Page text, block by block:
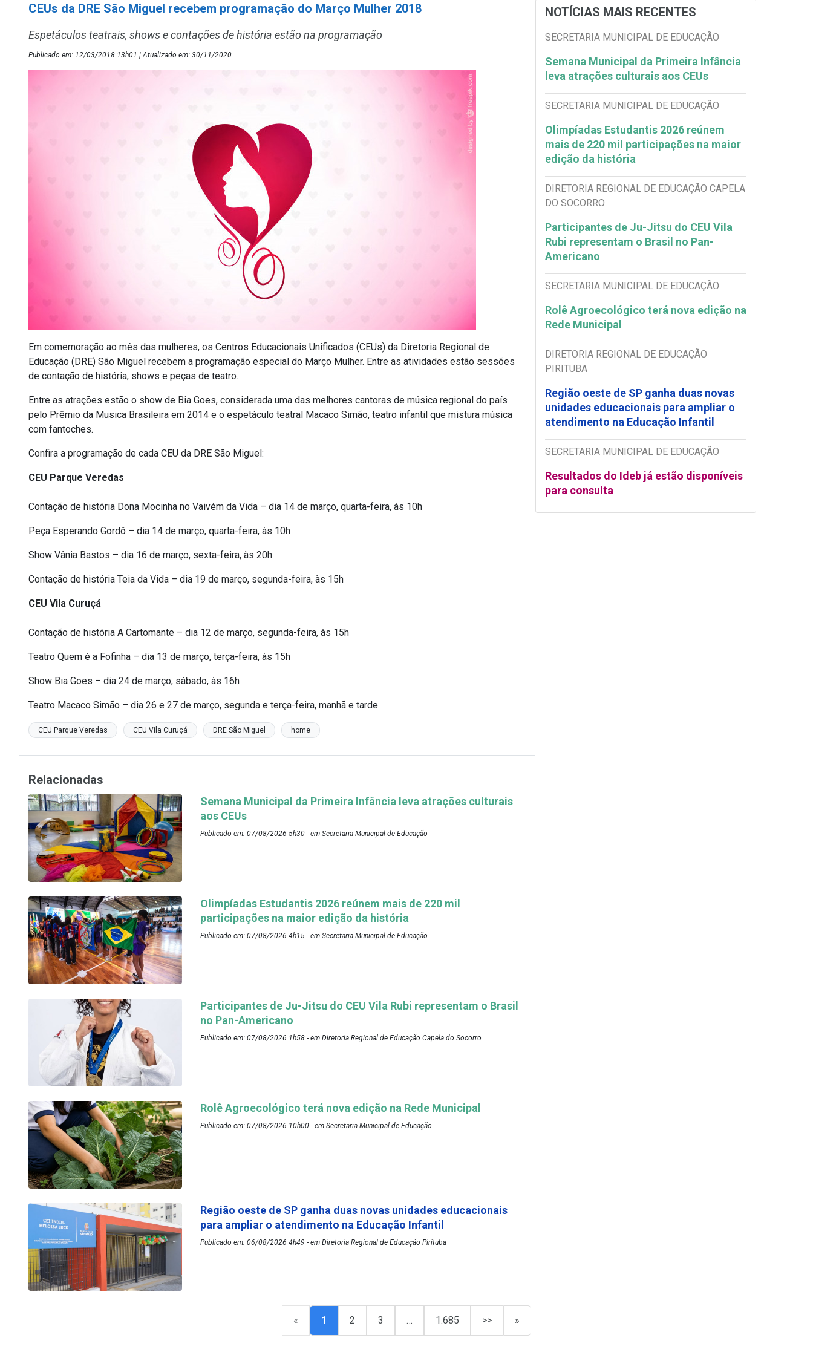
CEUs da DRE São Miguel recebem programação do Março Mulher 2018
Espetáculos teatrais, shows e contações de história estão na programação
Publicado em: 12/03/2018 13h01 | Atualizado em: 30/11/2020
Em comemoração ao mês das mulheres, os Centros Educacionais Unificados (CEUs) da Diretoria Regional de
Educação (DRE) São Miguel recebem a programação especial do Março Mulher. Entre as atividades estão sessões
de contação de história, shows e peças de teatro.
Entre as atrações estão o show de Bia Goes, considerada uma das melhores cantoras de música regional do país
pelo Prêmio da Musica Brasileira em 2014 e o espetáculo teatral Macaco Simão, teatro infantil que mistura música
com fantoches.
Confira a programação de cada CEU da DRE São Miguel:
CEU Parque Veredas
Contação de história Dona Mocinha no Vaivém da Vida – dia 14 de março, quarta-feira, às 10h
Peça Esperando Gordô – dia 14 de março, quarta-feira, às 10h
Show Vânia Bastos – dia 16 de março, sexta-feira, às 20h
Contação de história Teia da Vida – dia 19 de março, segunda-feira, às 15h
CEU Vila Curuçá
Contação de história A Cartomante – dia 12 de março, segunda-feira, às 15h
Teatro Quem é a Fofinha – dia 13 de março, terça-feira, às 15h
Show Bia Goes – dia 24 de março, sábado, às 16h
Teatro Macaco Simão – dia 26 e 27 de março, segunda e terça-feira, manhã e tarde
CEU Parque Veredas CEU Vila Curuçá DRE São Miguel home
NOTÍCIAS MAIS RECENTES
SECRETARIA MUNICIPAL DE EDUCAÇÃO
Semana Municipal da Primeira Infância
leva atrações culturais aos CEUs
SECRETARIA MUNICIPAL DE EDUCAÇÃO
Olimpíadas Estudantis 2026 reúnem
mais de 220 mil participações na maior
edição da história
DIRETORIA REGIONAL DE EDUCAÇÃO CAPELA
DO SOCORRO
Participantes de Ju-Jitsu do CEU Vila
Rubi representam o Brasil no Pan-
Americano
SECRETARIA MUNICIPAL DE EDUCAÇÃO
Rolê Agroecológico terá nova edição na
Rede Municipal
DIRETORIA REGIONAL DE EDUCAÇÃO
PIRITUBA
Região oeste de SP ganha duas novas
unidades educacionais para ampliar o
atendimento na Educação Infantil
SECRETARIA MUNICIPAL DE EDUCAÇÃO
Resultados do Ideb já estão disponíveis
para consulta
Relacionadas
Semana Municipal da Primeira Infância leva atrações culturais
aos CEUs
Publicado em: 07/08/2026 5h30 - em Secretaria Municipal de Educação
Olimpíadas Estudantis 2026 reúnem mais de 220 mil
participações na maior edição da história
Publicado em: 07/08/2026 4h15 - em Secretaria Municipal de Educação
Participantes de Ju-Jitsu do CEU Vila Rubi representam o Brasil
no Pan-Americano
Publicado em: 07/08/2026 1h58 - em Diretoria Regional de Educação Capela do Socorro
Rolê Agroecológico terá nova edição na Rede Municipal
Publicado em: 07/08/2026 10h00 - em Secretaria Municipal de Educação
Região oeste de SP ganha duas novas unidades educacionais
para ampliar o atendimento na Educação Infantil
Publicado em: 06/08/2026 4h49 - em Diretoria Regional de Educação Pirituba
« 1 2 3 … 1.685 >> »